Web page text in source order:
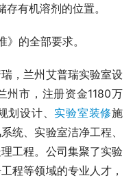
存有机溶剂的位置。
》的全部要求。
，兰州艾普瑞实验室设
州市，注册资金1180万
设计、 实验室装修施
统、实验室洁净工程、
工程。公司集聚了实验
程等领域的专业人才，